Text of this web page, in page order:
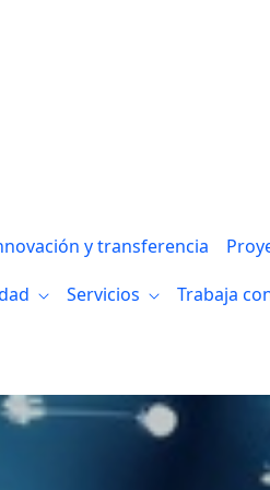
y transferencia
Servicios Trabaja